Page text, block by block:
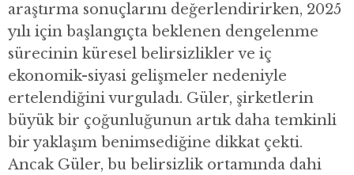
araştırma sonuçlarını değerlendirirken, 2025
yılı için başlangıçta beklenen dengelenme
sürecinin küresel belirsizlikler ve iç
ekonomik-siyasi gelişmeler nedeniyle
ertelendiğini vurguladı. Güler, şirketlerin
büyük bir çoğunluğunun artık daha temkinli
bir yaklaşım benimsediğine dikkat çekti.
Ancak Güler, bu belirsizlik ortamında dahi